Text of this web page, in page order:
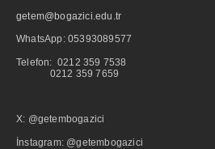
getem@bogazici.edu.tr
WhatsApp: 05393089577
Telefon: 0212 359 7538
0212 359 7659
X: @getembogazici
İnstagram: @getembogazici